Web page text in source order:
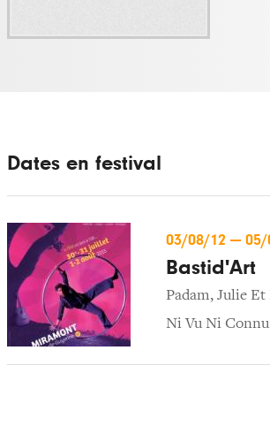
Dates en festival
03/08/12 — 05/
Bastid'Art
Padam, Julie Et
Ni Vu Ni Connu